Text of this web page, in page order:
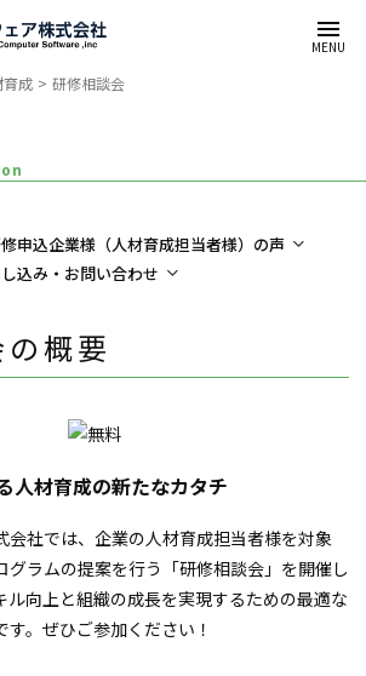
MENU
育成 研修相談会
申込企業様（人材育成担当者様）の声
込み・お問い合わせ
概要
人材育成の新たなカタチ
会社では、企業の人材育成担当者様を対象
グラムの提案を行う「研修相談会」を開催し
ル向上と組織の成長を実現するための最適な
。ぜひご参加ください！